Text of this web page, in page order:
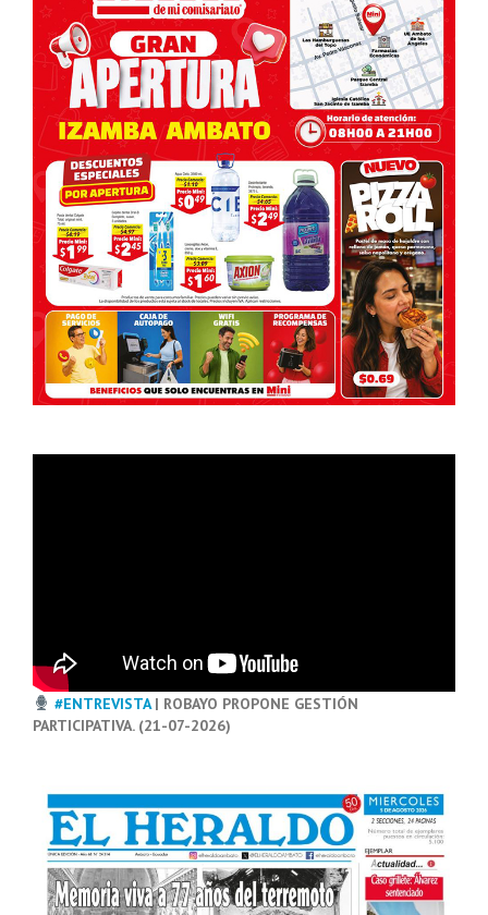
#ENTREVISTA| ROBAYO PROPONE GESTIÓN
PARTICIPATIVA. (21-07-2026)